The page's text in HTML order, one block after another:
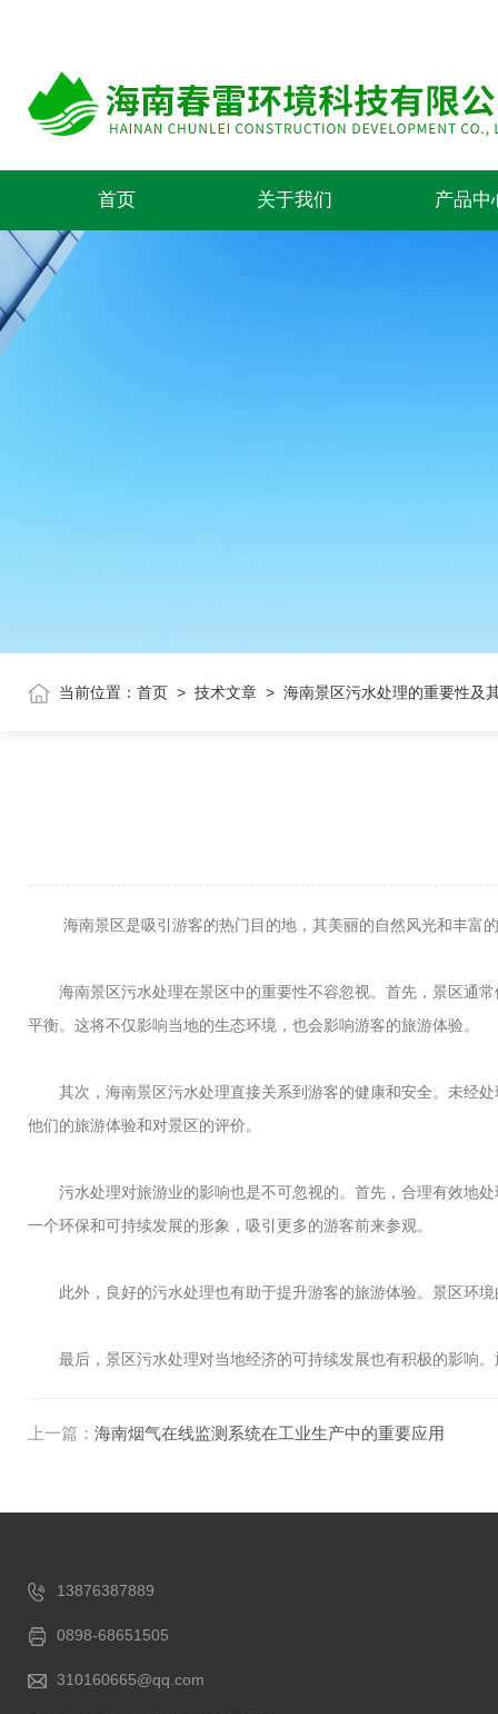
首页 关于我们 产品中
当前位置： 首页 > 技术文章 > 海南景区污水处理的重要性及
海南景区是吸引游客的热门目的地，其美丽的自然风光和丰富的
海南景区污水处理在景区中的重要性不容忽视。首先，景区通常
平衡。这将不仅影响当地的生态环境，也会影响游客的旅游体验。
其次，海南景区污水处理直接关系到游客的健康和安全。未经处
他们的旅游体验和对景区的评价。
污水处理对旅游业的影响也是不可忽视的。首先，合理有效地处
一个环保和可持续发展的形象，吸引更多的游客前来参观。
此外，良好的污水处理也有助于提升游客的旅游体验。景区环境
最后，景区污水处理对当地经济的可持续发展也有积极的影响。
上一篇： 海南烟气在线监测系统在工业生产中的重要应用
13876387889
0898-68651505
310160665@qq.com